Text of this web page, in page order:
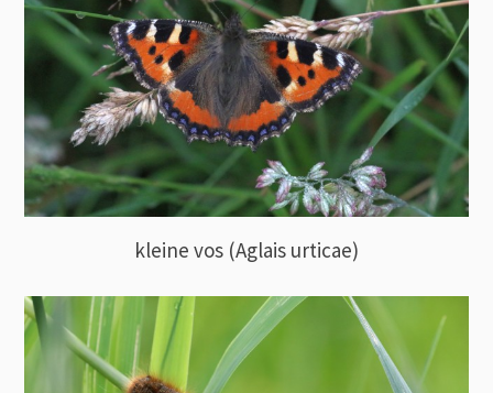
kleine vos (Aglais urticae)